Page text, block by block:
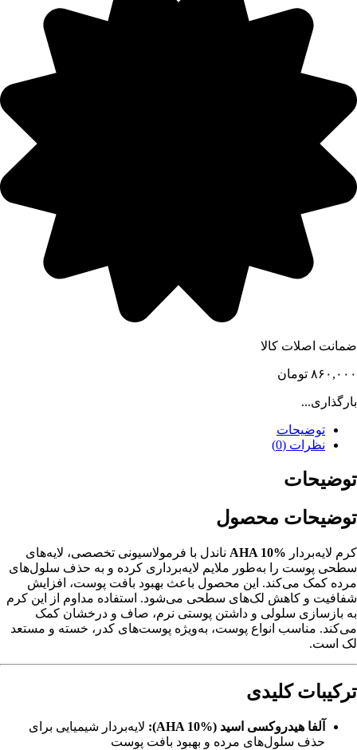
ضمانت اصلات کالا
۸۶۰,۰۰۰ تومان
بارگذاری...
توضیحات
نظرات (0)
توضیحات
توضیحات محصول
کرم لایه‌بردار AHA 10% ناندل با فرمولاسیونی تخصصی، لایه‌های
سطحی پوست را به‌طور ملایم لایه‌برداری کرده و به حذف سلول‌های
مرده کمک می‌کند. این محصول باعث بهبود بافت پوست، افزایش
شفافیت و کاهش لک‌های سطحی می‌شود. استفاده مداوم از این کرم
به بازسازی سلولی و داشتن پوستی نرم، صاف و درخشان کمک
می‌کند. مناسب انواع پوست، به‌ویژه پوست‌های کدر، خسته و مستعد
لک است.
ترکیبات کلیدی
آلفا هیدروکسی اسید (AHA 10%):
لایه‌بردار شیمیایی برای
حذف سلول‌های مرده و بهبود بافت پوست